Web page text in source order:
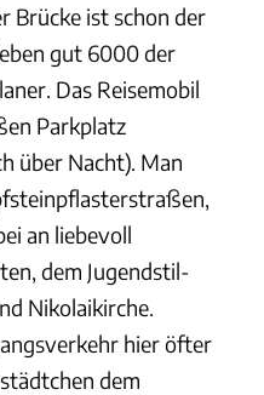
Brücke ist schon der
gut 6000 der
Das Reisemobil
Parkplatz
über Nacht). Man
an liebevoll
dem Jugendstil-
Nikolaikirche.
hier öfter
dem